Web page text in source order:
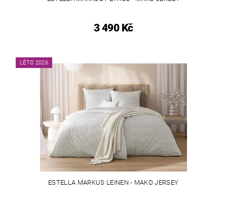
3 490 Kč
LÉTO 2026
ESTELLA MARKUS LEINEN - MAKO JERSEY